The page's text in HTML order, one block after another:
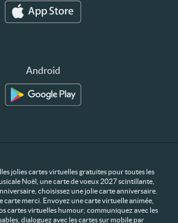
Android
jolies cartes virtuelles gratuites pour toutes les
Noël, une carte de voeux 2027 scintillante,
choisissez une jolie carte anniversaire.
carte merci. Envoyez une carte virtuelle animée,
cartes virtuelles humour, communiquez avec les
dialoguez avec les cartes sur mobile par